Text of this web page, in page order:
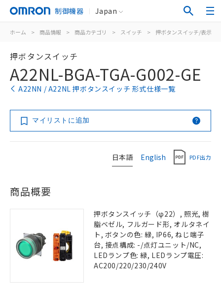
制御機器 Japan
ホーム > 商品情報 > 商品カテゴリ > スイッチ > 押ボタンスイッチ/表示灯
押ボタンスイッチ
A22NL-BGA-TGA-G002-GE
A22NN / A22NL 押ボタンスイッチ 形式仕様一覧
マイリストに追加
日本語 English PDF出力
商品概要
押ボタンスイッチ（φ22）, 照光, 樹
脂ベゼル, フルガード形, オルタネイ
ト, ボタンの色: 緑, IP66, ねじ端子
台, 接点構成: -/点灯ユニット/NC,
LEDランプ色: 緑, LEDランプ電圧:
AC200/220/230/240V